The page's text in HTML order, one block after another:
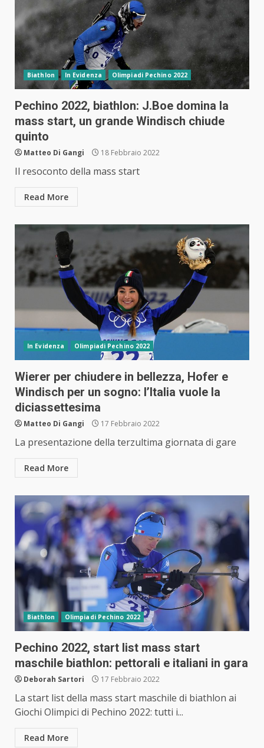
Biathlon In Evidenza Olimpiadi Pechino 2022
Pechino 2022, biathlon: J.Boe domina la
mass start, un grande Windisch chiude
quinto
Matteo Di Gangi 18 Febbraio 2022
Il resoconto della mass start
Read More
In Evidenza Olimpiadi Pechino 2022
Wierer per chiudere in bellezza, Hofer e
Windisch per un sogno: l’Italia vuole la
diciassettesima
Matteo Di Gangi 17 Febbraio 2022
La presentazione della terzultima giornata di gare
Read More
Biathlon Olimpiadi Pechino 2022
Pechino 2022, start list mass start
maschile biathlon: pettorali e italiani in gara
Deborah Sartori 17 Febbraio 2022
La start list della mass start maschile di biathlon ai
Giochi Olimpici di Pechino 2022: tutti i...
Read More